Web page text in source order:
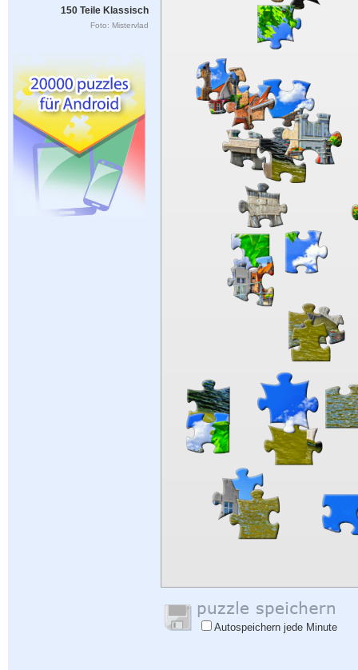
150 Teile Klassisch
Foto: Mistervlad
Autospeichern jede Minute